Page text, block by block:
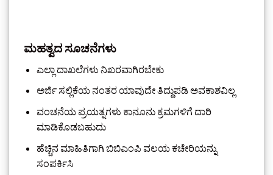
ಮಹತ್ವದ ಸೂಚನೆಗಳು
ಎಲ್ಲಾ ದಾಖಲೆಗಳು ನಿಖರವಾಗಿರಬೇಕು
ಅರ್ಜಿ ಸಲ್ಲಿಕೆಯ ನಂತರ ಯಾವುದೇ ತಿದ್ದುಪಡಿ ಅವಕಾಶವಿಲ್ಲ
ವಂಚನೆಯ ಪ್ರಯತ್ನಗಳು ಕಾನೂನು ಕ್ರಮಗಳಿಗೆ ದಾರಿ
ಮಾಡಿಕೊಡಬಹುದು
ಹೆಚ್ಚಿನ ಮಾಹಿತಿಗಾಗಿ ಬಿಬಿಎಂಪಿ ವಲಯ ಕಚೇರಿಯನ್ನು
ಸಂಪರ್ಕಿಸಿ